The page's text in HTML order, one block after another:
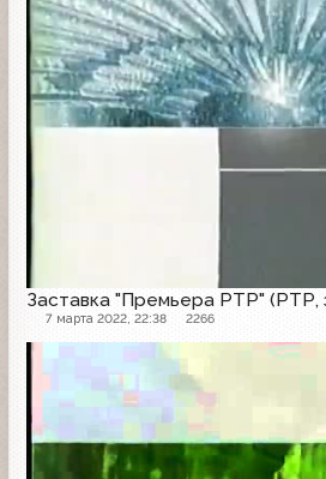
Заставка "Премьера РТР" (РТР,
7 марта 2022, 22:38 2266